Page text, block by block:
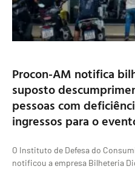
Procon-AM notifica
suposto
pessoas com
ingressos para o
O Instituto de Defesa do
notificou a empresa Bilheteria